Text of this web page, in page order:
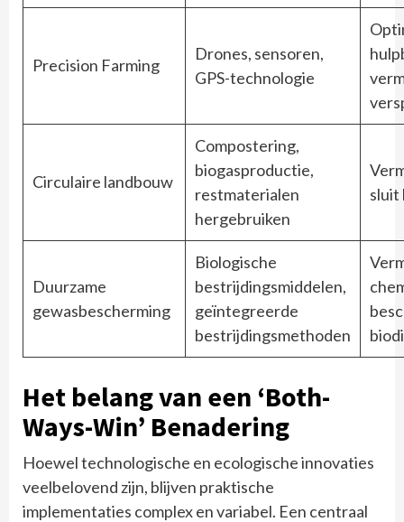
Precision Farming
Drones, sensoren,
GPS-technologie
Circulaire landbouw
Compostering,
biogasproductie,
restmaterialen
hergebruiken
sluit
Duurzame
gewasbescherming
Biologische
bestrijdingsmiddelen,
geïntegreerde
bestrijdingsmethoden
Het belang van een ‘Both-
Ways-Win’ Benadering
Hoewel technologische en ecologische innovaties
veelbelovend zijn, blijven praktische
implementaties complex en variabel. Een centraal